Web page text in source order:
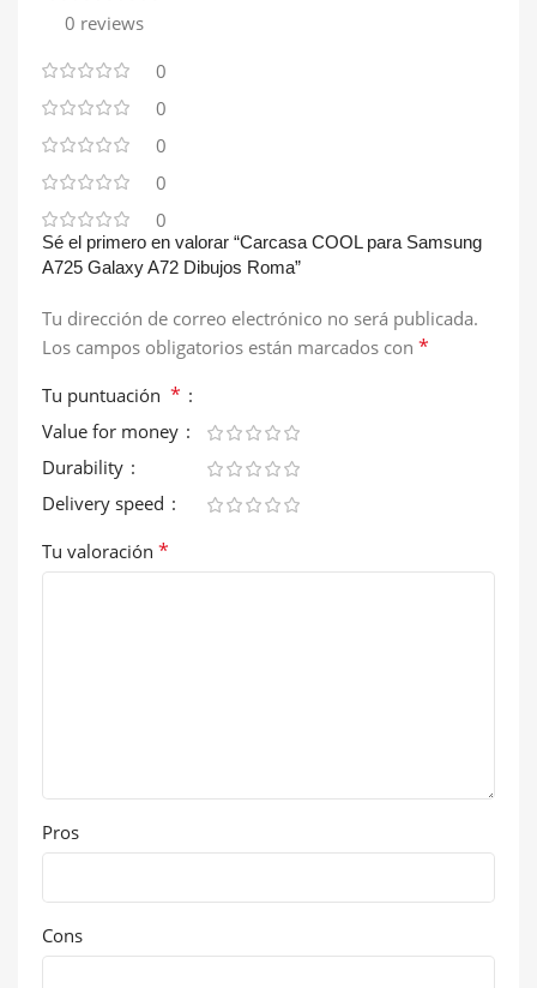
0 reviews
0
0
0
0
0
Sé el primero en valorar “Carcasa COOL para Samsung
A725 Galaxy A72 Dibujos Roma”
Tu dirección de correo electrónico no será publicada.
Los campos obligatorios están marcados con *
Tu puntuación *
Value for money
Durability
Delivery speed
Tu valoración *
Pros
Cons